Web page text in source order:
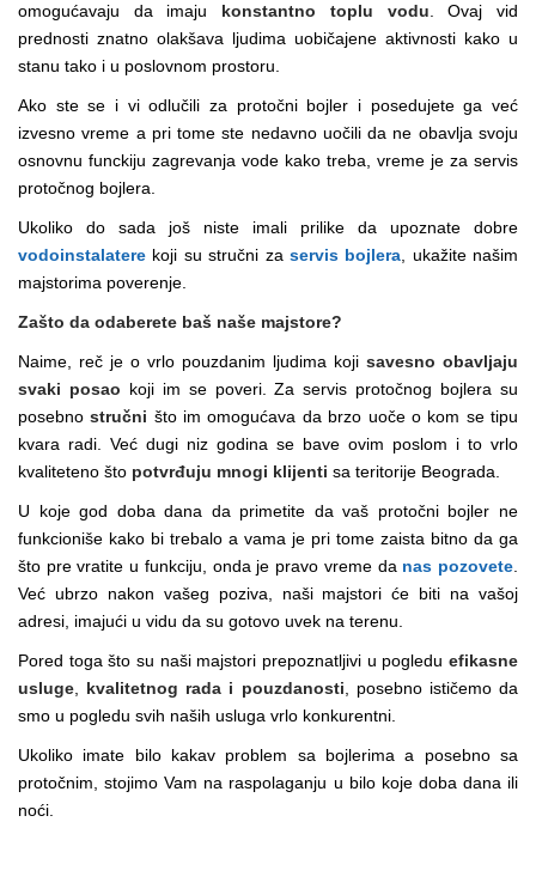
omogućavaju da imaju konstantno toplu vodu . Ovaj vid
prednosti znatno olakšava ljudima uobičajene aktivnosti kako u
stanu tako i u poslovnom prostoru.
Ako ste se i vi odlučili za protočni bojler i posedujete ga već
izvesno vreme a pri tome ste nedavno uočili da ne obavlja svoju
osnovnu funckiju zagrevanja vode kako treba, vreme je za servis
protočnog bojlera.
Ukoliko do sada još niste imali prilike da upoznate dobre
vodoinstalatere koji su stručni za servis bojlera , ukažite našim
majstorima poverenje.
Zašto da odaberete baš naše majstore?
Naime, reč je o vrlo pouzdanim ljudima koji savesno obavljaju
svaki posao koji im se poveri. Za servis protočnog bojlera su
posebnostručni što im omogućava da brzo uoče o kom se tipu
kvara radi. Već dugi niz godina se bave ovim poslom i to vrlo
kvaliteteno što potvrđuju mnogi klijenti sa teritorije Beograda.
U koje god doba dana da primetite da vaš protočni bojler ne
funkcioniše kako bi trebalo a vama je pri tome zaista bitno da ga
što pre vratite u funkciju, onda je pravo vreme da nas pozovete
Već ubrzo nakon vašeg poziva, naši majstori će biti na vašoj
adresi, imajući u vidu da su gotovo uvek na terenu.
Pored toga što su naši majstori prepoznatljivi u pogledu efikasne
usluge
kvalitetnog rada i pouzdanosti , posebno ističemo da
smo u pogledu svih naših usluga vrlo konkurentni.
Ukoliko imate bilo kakav problem sa bojlerima a posebno sa
protočnim, stojimo Vam na raspolaganju u bilo koje doba dana ili
noći.